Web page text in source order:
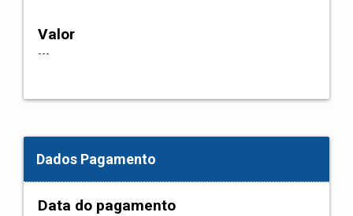
Valor
---
Dados Pagamento
Data do pagamento